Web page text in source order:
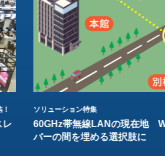
レ
ソリューション特集
60GHz帯無線LANの現在地
バーの間を埋める選択肢に